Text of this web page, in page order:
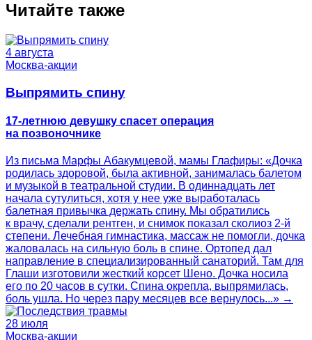
Читайте также
4 августа
Москва-акции
Выпрямить спину
17-летнюю девушку спасет операция
на позвоночнике
Из письма Марфы Абакумцевой, мамы Глафиры: «Дочка
родилась здоровой, была активной, занималась балетом
и музыкой в театральной студии. В одиннадцать лет
начала сутулиться, хотя у нее уже выработалась
балетная привычка держать спину. Мы обратились
к врачу, сделали рентген, и снимок показал сколиоз 2-й
степени. Лечебная гимнастика, массаж не помогли, дочка
жаловалась на сильную боль в спине. Ортопед дал
направление в специализированный санаторий. Там для
Глаши изготовили жесткий корсет Шено. Дочка носила
его по 20 часов в сутки. Спина окрепла, выпрямилась,
боль ушла. Но через пару месяцев все вернулось...» →
28 июля
Москва-акции